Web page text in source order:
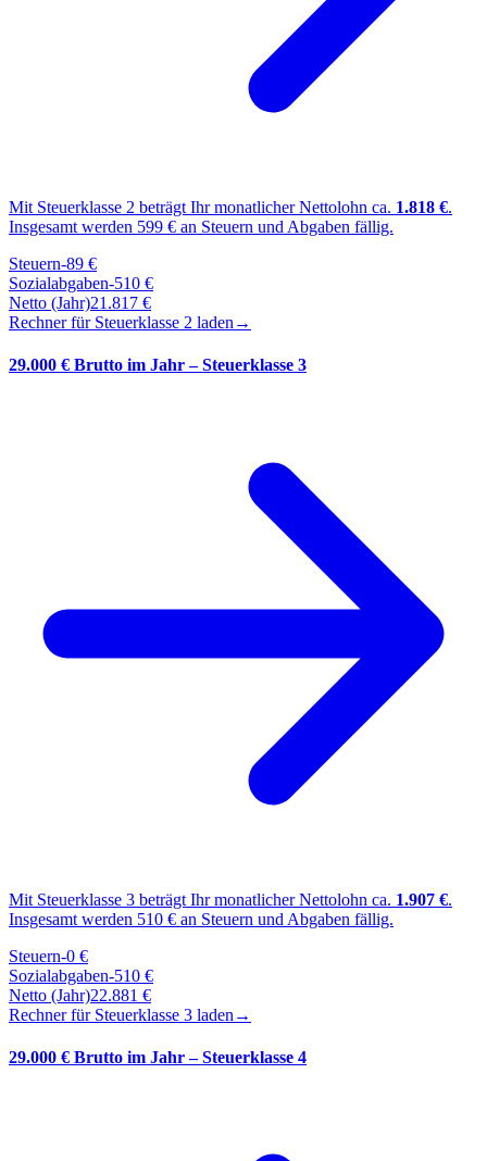
Mit Steuerklasse 2 beträgt Ihr monatlicher Nettolohn ca. 1.818 €.
Insgesamt werden 599 € an Steuern und Abgaben fällig.
Steuern-89 €
Sozialabgaben-510 €
Netto (Jahr)21.817 €
Rechner für Steuerklasse 2 laden →
29.000 € Brutto im Jahr – Steuerklasse 3
Mit Steuerklasse 3 beträgt Ihr monatlicher Nettolohn ca. 1.907 €.
Insgesamt werden 510 € an Steuern und Abgaben fällig.
Steuern-0 €
Sozialabgaben-510 €
Netto (Jahr)22.881 €
Rechner für Steuerklasse 3 laden →
29.000 € Brutto im Jahr – Steuerklasse 4